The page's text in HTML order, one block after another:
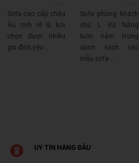
Sofa cao cấp châu
Âu tinh tế là lựa
chọn được nhiều
gia đình yêu ...
Sofa phòng khách
chữ L Đà Nẵng
luôn nằm trong
danh sách các
mẫu sofa ...
UY TÍN HÀNG ĐẦU